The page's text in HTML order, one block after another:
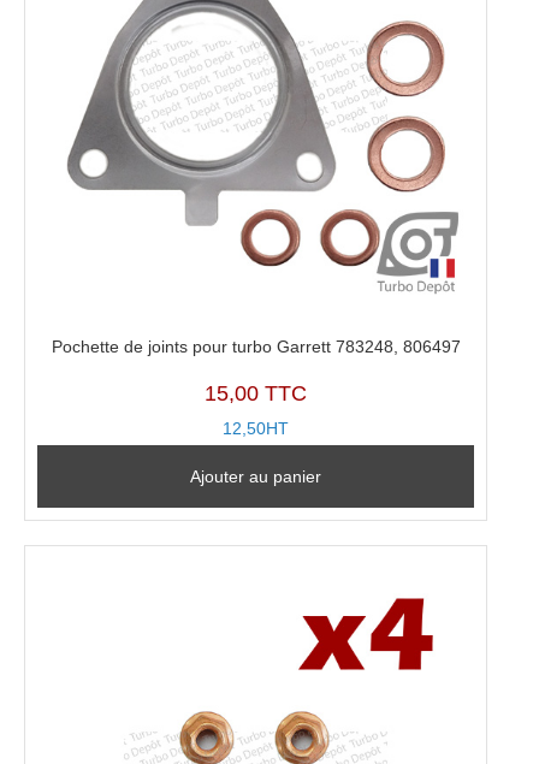
Pochette de joints pour turbo Garrett 783248, 806497
15,00 TTC
12,50HT
Ajouter au panier